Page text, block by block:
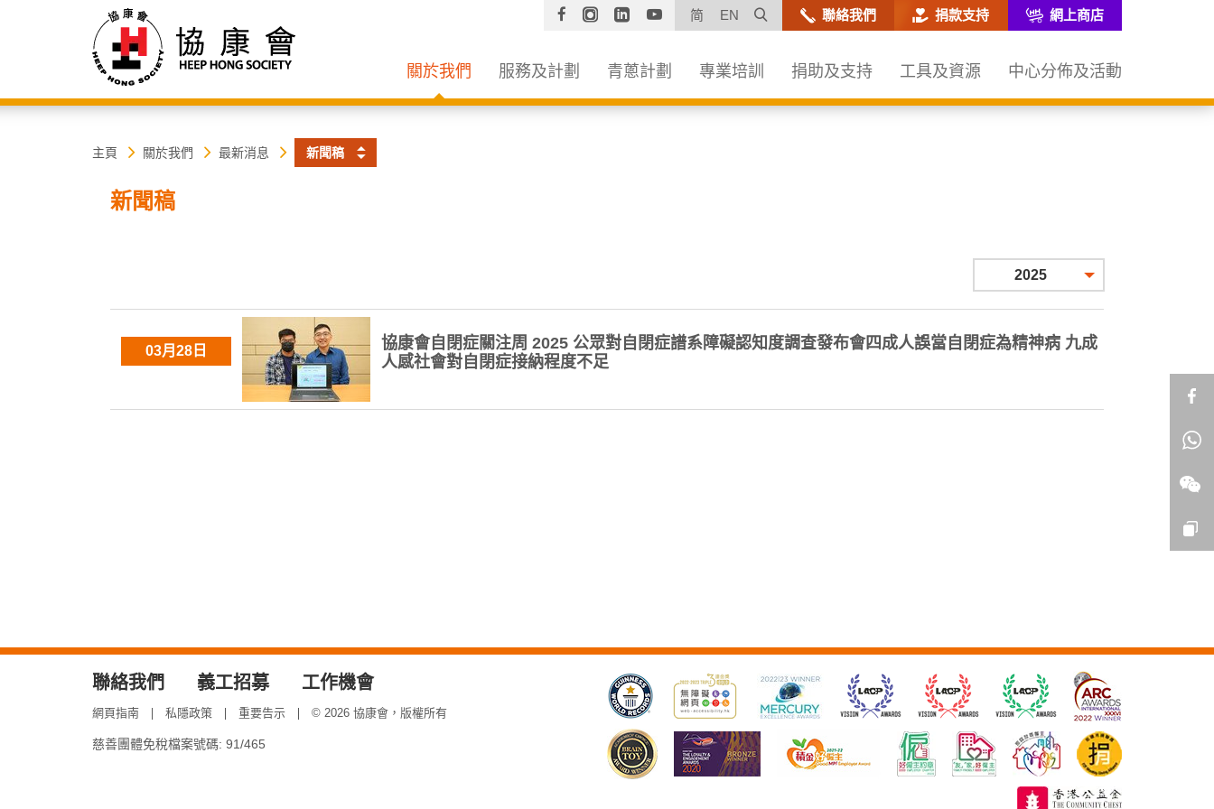
FacebookInstagram
LinkedinYouTube
简 EN 打開網站搜尋框
聯絡我們 捐款支持 網上商店
關於我們 服務及計劃 青蔥計劃 專業培訓 捐助及支持 工具及資源 中心分佈及活動
主頁 關於我們 最新消息 新聞稿
新聞稿
2025
03月28日
協康會自閉症關注周 2025 公眾對自閉症譜系障礙認知度調查發布會四成人誤當自閉症為精神病 九成
人感社會對自閉症接納程度不足
聯絡我們 義工招募 工作機會
網頁指南 私隱政策 重要告示 © 2026 協康會，版權所有
慈善團體免稅檔案號碼: 91/465